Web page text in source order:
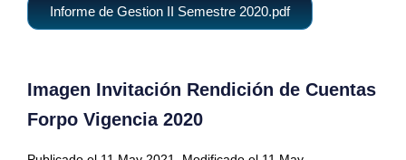
Informe de Gestion II Semestre 2020.pdf
Imagen Invitación Rendición de Cuentas
Forpo Vigencia 2020